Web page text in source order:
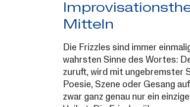
Mitteln
Die Frizzles sind immer
wahrsten Sinne des Wortes:
zuruft, wird mit ungebremster
Poesie, Szene oder Gesang
zwar ganz genau nur ein